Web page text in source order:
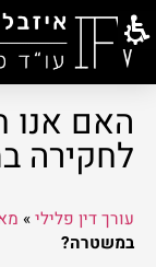
האם אנו
לחקירה
עורך דין פלילי»
במשטרה?